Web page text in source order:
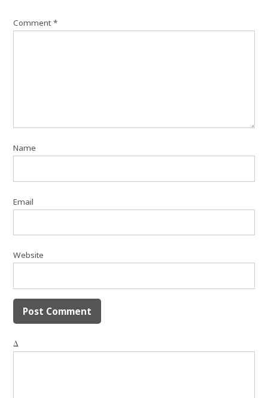
Comment*
Name
Email
Website
Δ